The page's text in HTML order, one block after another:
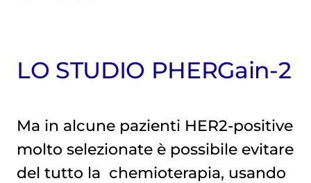
LO STUDIO PHERGain-2
Ma in alcune pazienti HER2-positive
molto selezionate è possibile evitare
del tutto la chemioterapia, usando